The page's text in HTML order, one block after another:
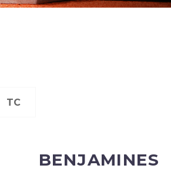
TC
BENJAMINES